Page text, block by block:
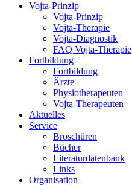
Vojta-Prinzip
Vojta-Prinzip
Vojta-Therapie
Vojta-Diagnostik
FAQ Vojta-Therapie
Fortbildung
Fortbildung
Ärzte
Physiotherapeuten
Vojta-Therapeuten
Aktuelles
Service
Broschüren
Bücher
Literaturdatenbank
Links
Organisation